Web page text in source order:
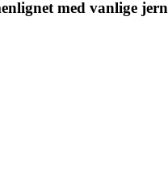
med vanlige